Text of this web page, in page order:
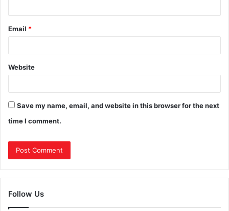
Email *
Website
Save my name, email, and website in this browser for the next
time I comment.
Follow Us